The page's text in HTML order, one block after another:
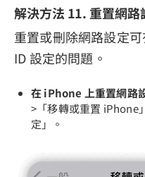
解決方法 11. 重置網路
重置或刪除網路設定
ID 設定的問題。
在 iPhone 上重置網路
>「移轉或重置 iPhone
定」。